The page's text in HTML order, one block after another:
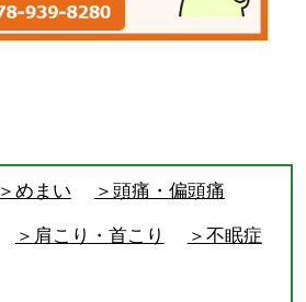
＞めまい ＞頭痛・偏頭痛
＞肩こり・首こり ＞不眠症